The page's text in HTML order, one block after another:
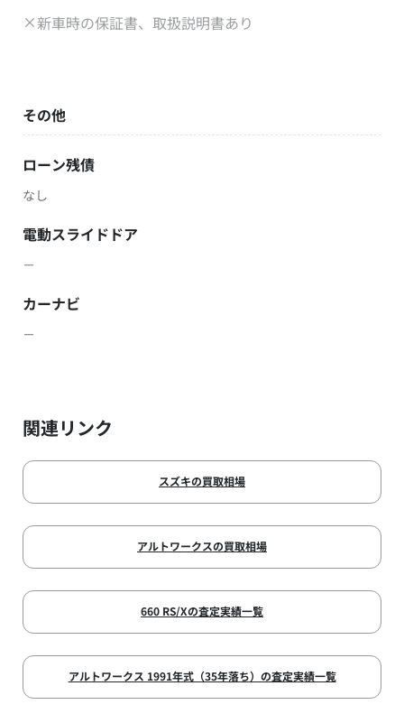
新車時の保証書、取扱説明書あり
その他
ローン残債
なし
電動スライドドア
－
カーナビ
－
関連リンク
スズキの買取相場
アルトワークスの買取相場
660 RS/Xの査定実績一覧
アルトワークス 1991年式（35年落ち）の査定実績一覧